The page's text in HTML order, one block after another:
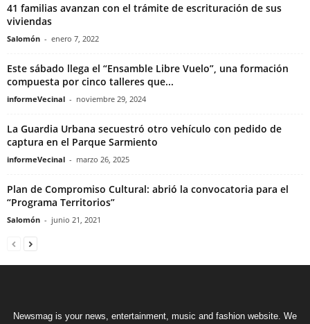
41 familias avanzan con el trámite de escrituración de sus
viviendas
Salomón - enero 7, 2022
Este sábado llega el “Ensamble Libre Vuelo”, una formación
compuesta por cinco talleres que...
informeVecinal - noviembre 29, 2024
La Guardia Urbana secuestró otro vehículo con pedido de
captura en el Parque Sarmiento
informeVecinal - marzo 26, 2025
Plan de Compromiso Cultural: abrió la convocatoria para el
“Programa Territorios”
Salomón - junio 21, 2021
Newsmag is your news, entertainment, music and fashion website. We